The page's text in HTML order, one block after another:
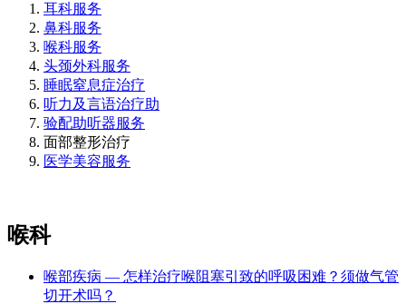
耳科服务
鼻科服务
喉科服务
头颈外科服务
睡眠窒息症治疗
听力及言语治疗助
验配助听器服务
面部整形治疗
医学美容服务
喉科
喉部疾病 — 怎样治疗喉阻塞引致的呼吸困难？须做气管
切开术吗？